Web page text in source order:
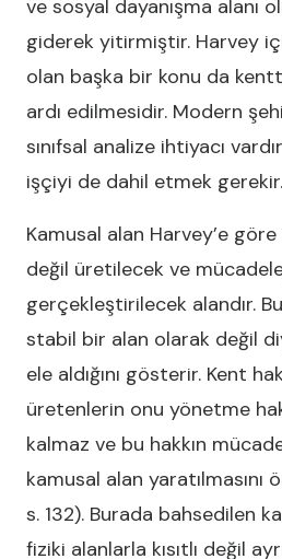
ve sosyal dayanışma alanı
giderek yitirmiştir. Harvey
olan başka bir konu da
ardı edilmesidir. Modern
sınıfsal analize ihtiyacı
işçiyi de dahil etmek gerekir.
Kamusal alan Harvey’e
değil üretilecek ve
gerçekleştirilecek alandır.
stabil bir alan olarak değil
ele aldığını gösterir. Kent
üretenlerin onu yönetme
kalmaz ve bu hakkın
kamusal alan yaratılmasını
s. 132). Burada bahsedilen
fiziki alanlarla kısıtlı değil